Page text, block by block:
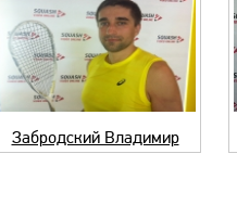
Забродский Владимир